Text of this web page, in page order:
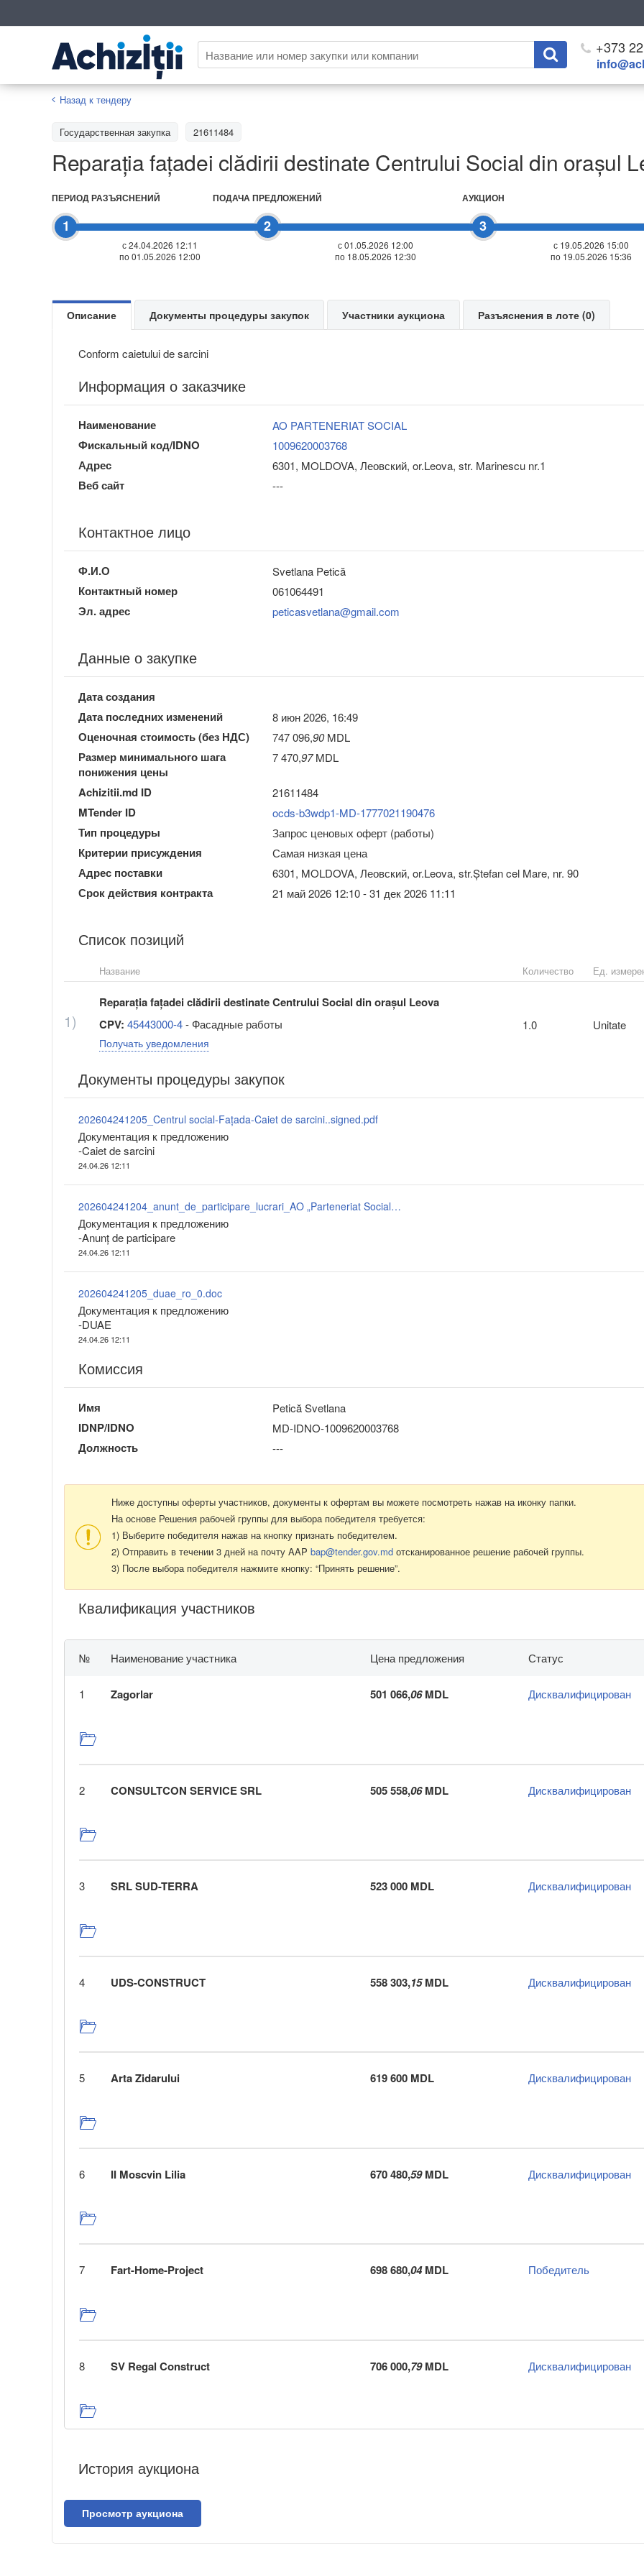
+373
Назад к тендеру
Государственная закупка 21611484
Reparația fațadei clădirii destinate Centrului Social din orașul
1
ПЕРИОД РАЗЪЯСНЕНИЙ
с 24.04.2026 12:11
по 01.05.2026 12:00
2
ПОДАЧА ПРЕДЛОЖЕНИЙ
с 01.05.2026 12:00
по 18.05.2026 12:30
3
АУКЦИОН
с 19.05.2026 15:00
по 19.05.2026 15:36
Описание Документы процедуры закупок Участники аукциона Разъяснения в лоте (0)
Conform caietului de sarcini
Информация о заказчике
Наименование AO PARTENERIAT SOCIAL
Фискальный код/IDNO 1009620003768
Адрес 6301, MOLDOVA, Леовский, or.Leova, str. Marinescu nr.1
Веб сайт ---
Контактное лицо
Ф.И.О Svetlana Petică
Контактный номер 061064491
Эл. адрес peticasvetlana@gmail.com
Данные о закупке
Дата создания
Дата последних изменений
8 июн 2026, 16:49
Оценочная стоимость (без НДС) 747 096,90MDL
Размер минимального шага
понижения цены
7 470,97MDL
Achizitii.md ID 21611484
MTender ID ocds-b3wdp1-MD-1777021190476
Тип процедуры Запрос ценовых оферт (работы)
Критерии присуждения Самая низкая цена
Адрес поставки 6301, MOLDOVA, Леовский, or.Leova, str.Ștefan cel Mare, nr. 90
Срок действия контракта 21 май 2026 12:10 - 31 дек 2026 11:11
Список позиций
Название Количество Ед.
1)
Reparația fațadei clădirii destinate Centrului Social din orașul Leova
CPV: 45443000-4- Фасадные работы
Получать уведомления
1.0 Unitate
Документы процедуры закупок
202604241205_Centrul social-Fațada-Caiet de sarcini..signed.pdf
Документация к предложению
-Caiet de sarcini
24.04.26 12:11
202604241204_anunt_de_participare_lucrari_AO „Parteneriat Social”.signed.pdf
Документация к предложению
-Anunț de participare
24.04.26 12:11
202604241205_duae_ro_0.doc
Документация к предложению
-DUAE
24.04.26 12:11
Комиссия
Имя Petică Svetlana
IDNP/IDNO MD-IDNO-1009620003768
Должность ---
Ниже доступны оферты участников, документы к офертам вы можете посмотреть нажав на иконку папки.
На основе Решения рабочей группы для выбора победителя требуется:
1) Выберите победителя нажав на кнопку признать победителем.
2) Отправить в течении 3 дней на почту AAP bap@tender.gov.md отсканированное решение рабочей группы.
3) После выбора победителя нажмите кнопку: “Принять решение”.
Квалификация участников
№ Наименование участника Цена предложения Статус
1 Zagorlar 501 066,06MDL Дисквалифицирован
2 CONSULTCON SERVICE SRL 505 558,06MDL Дисквалифицирован
3 SRL SUD-TERRA 523 000 MDL Дисквалифицирован
4 UDS-CONSTRUCT 558 303,15MDL Дисквалифицирован
5 Arta Zidarului 619 600 MDL Дисквалифицирован
6 II Moscvin Lilia 670 480,59MDL Дисквалифицирован
7 Fart-Home-Project 698 680,04MDL Победитель
8 SV Regal Construct 706 000,79MDL Дисквалифицирован
История аукциона
Просмотр аукциона